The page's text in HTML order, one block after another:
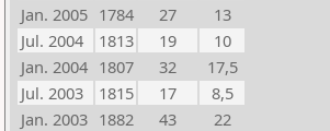
Jan. 2005 1784 27
13
Jul. 2004
1813 19
10
Jan. 2004 1807 32
17,5
Jul. 2003
1815 17
8,5
Jan. 2003 1882 43
22